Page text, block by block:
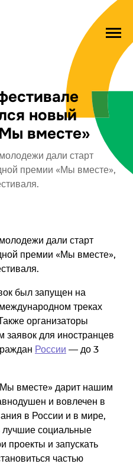
новый
вместе»
дали старт
премии «Мы вместе»,
дали старт
премии «Мы вместе»,
был запущен на
треках
организаторы
заявок для иностранцев
России — до 3
вместе» дарит нашим
и вовлечен в
в России и в мире,
лучшие социальные
проекты и запускать
частью